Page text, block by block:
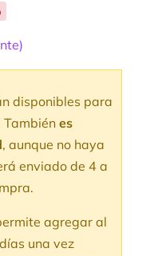
disponibles para
También es
, aunque no haya
enviado de 4 a
agregar al
una vez